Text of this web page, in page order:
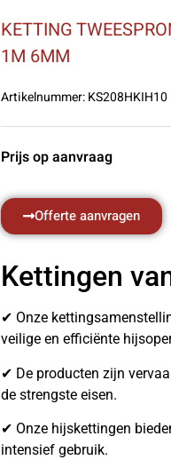
KETTING
1M 6MM
Artikelnummer:KS208HKIH10
Prijs op aanvraag
Offerte aanvragen
Kettingen
✔ Onze
veilige en efficiënte
✔ De producten zijn
de strengste eisen.
✔ Onze hijskettingen
intensief gebruik.